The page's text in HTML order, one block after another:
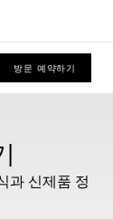
방문 예약하기
과 신제품 정